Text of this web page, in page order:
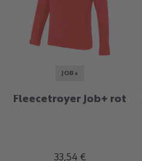
JOB+
Fleecetroyer Job+ rot
33,54 €